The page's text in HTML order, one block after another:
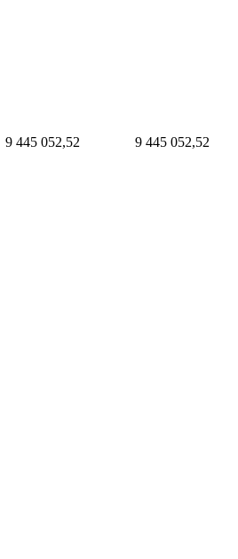
9 445 052,52 9 445 052,52